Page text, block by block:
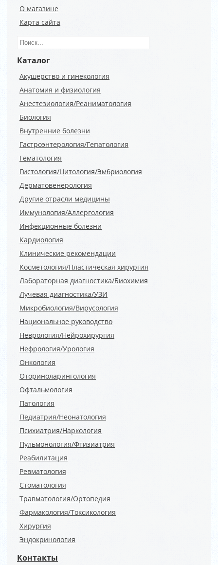
О магазине
Карта сайта
Каталог
Акушерство и гинекология
Анатомия и физиология
Анестезиология/Реаниматология
Биология
Внутренние болезни
Гастроэнтерология/Гепатология
Гематология
Гистология/Цитология/Эмбриология
Дерматовенерология
Другие отрасли медицины
Иммунология/Аллергология
Инфекционные болезни
Кардиология
Клинические рекомендации
Косметология/Пластическая хирургия
Лабораторная диагностика/Биохимия
Лучевая диагностика/УЗИ
Микробиология/Вирусология
Национальное руководство
Неврология/Нейрохирургия
Нефрология/Урология
Онкология
Оториноларингология
Офтальмология
Патология
Педиатрия/Неонатология
Психиатрия/Наркология
Пульмонология/Фтизиатрия
Реабилитация
Ревматология
Стоматология
Травматология/Ортопедия
Фармакология/Токсикология
Хирургия
Эндокринология
Контакты